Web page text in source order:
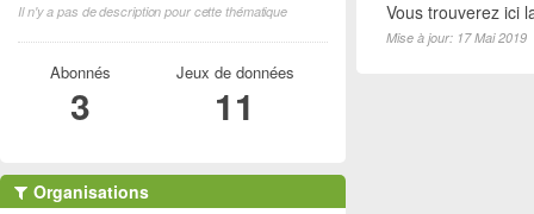
Vous trouverez ici
Mise à jour: 17 Mai 2019
Il n'y a pas de description pour cette thématique
Abonnés
3
Jeux de données
11
Organisations